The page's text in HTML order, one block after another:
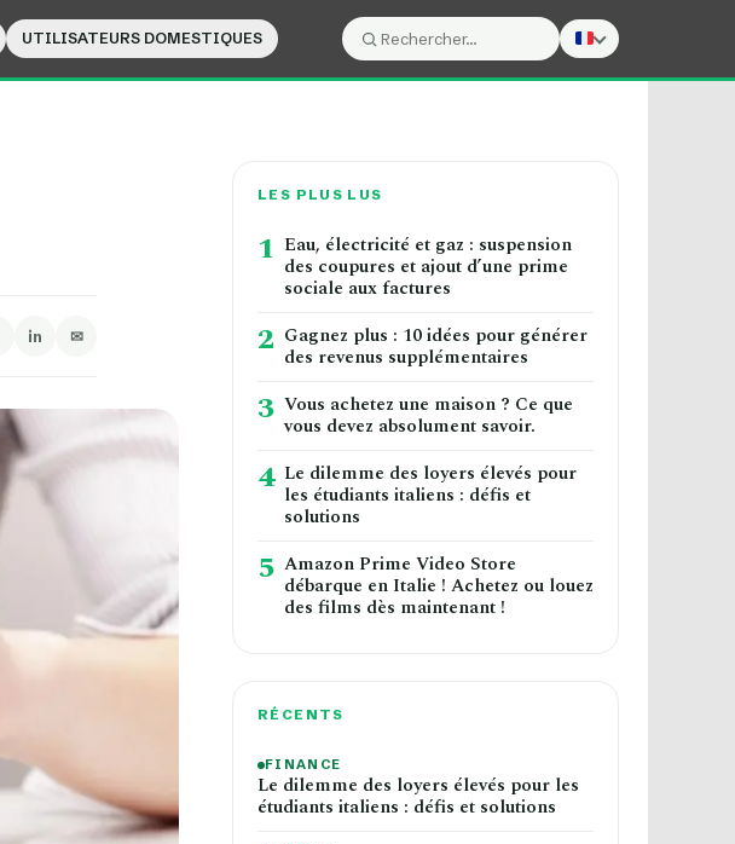
UTILISATEURS DOMESTIQUES
Rechercher :
Rechercher
in ✉
LES PLUS LUS
1 Eau, électricité et gaz : suspension
des coupures et ajout d’une prime
sociale aux factures
2 Gagnez plus : 10 idées pour générer
des revenus supplémentaires
3 Vous achetez une maison ? Ce que
vous devez absolument savoir.
4 Le dilemme des loyers élevés pour
les étudiants italiens : défis et
solutions
5 Amazon Prime Video Store
débarque en Italie ! Achetez ou louez
des films dès maintenant !
RÉCENTS
FINANCE
Le dilemme des loyers élevés pour les
étudiants italiens : défis et solutions